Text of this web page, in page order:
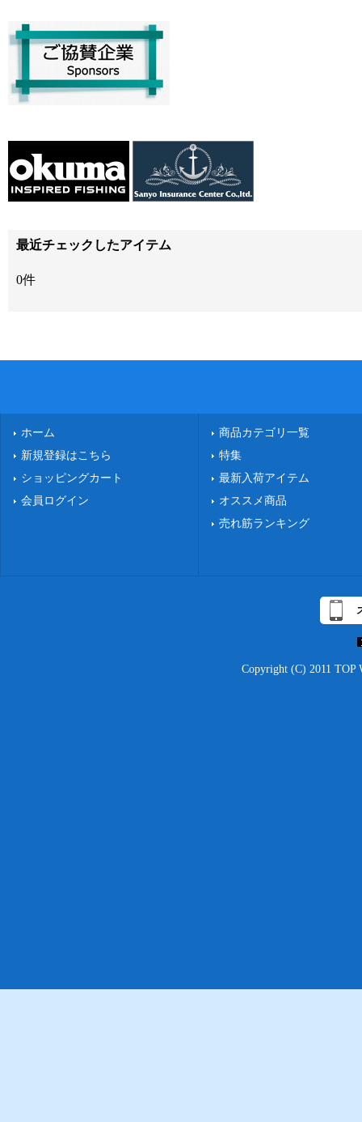
最近チェックしたアイテム
0件
ホーム
新規登録はこちら
ショッピングカート
会員ログイン
商品カテゴリ一覧
特集
最新入荷アイテム
オススメ商品
売れ筋ランキング
Copyright (C) 2011 TOP